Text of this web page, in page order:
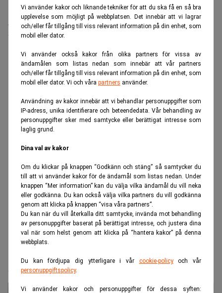
Vi använder kakor och liknande tekniker för att du ska få en så bra
upplevelse som möjligt på webbplatsen. Det innebär att vi lagrar
och/eller får tillgång till viss relevant information på din enhet, som
mobil eller dator.
Vi använder också kakor från olika partners för vissa av
ändamålen som listas nedan som innebär att vår partners
och/eller får tillgång till viss relevant information på din enhet, som
mobil eller dator. Vi och våra partners använder.
Användning av kakor innebär att vi behandlar personuppgifter som
IP-adress, unika identifierare och beteendedata. Vår behandling av
personuppgifter sker med samtycke eller berättigat intresse som
laglig grund.
Dina val av kakor
Om du klickar på knappen “Godkänn och stäng” så samtycker du
till att vi använder kakor för de ändamål som listas nedan. Under
knappen “Mer information” kan du välja vilka ändamål du vill neka
eller godkänna. Du kan också välja vilka partners du vill godkänna
genom att klicka på knappen “visa våra partners”.
Du kan när du vill återkalla ditt samtycke, invända mot behandling
av personuppgifter baserat på berättigat intresse, och justera dina
val när som helst genom att klicka på “hantera kakor” på denna
webbplats.
Du kan fördjupa dig ytterligare i vår cookie-policyoch vår
personuppgiftspolicy.
Vi använder kakor och personuppgifter för dessa syften:
Medarbetare inom Intern styrning och kontroll till Alecta
Sista ansökningsdag:
ANNONS
Guldvittring utanför Lycksele